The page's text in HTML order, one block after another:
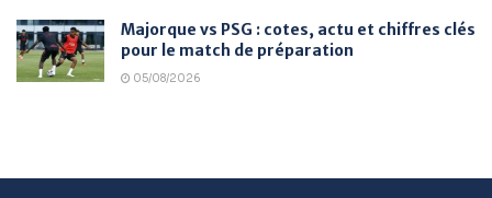
Majorque vs PSG : cotes, actu et chiffres clés
pour le match de préparation
05/08/2026